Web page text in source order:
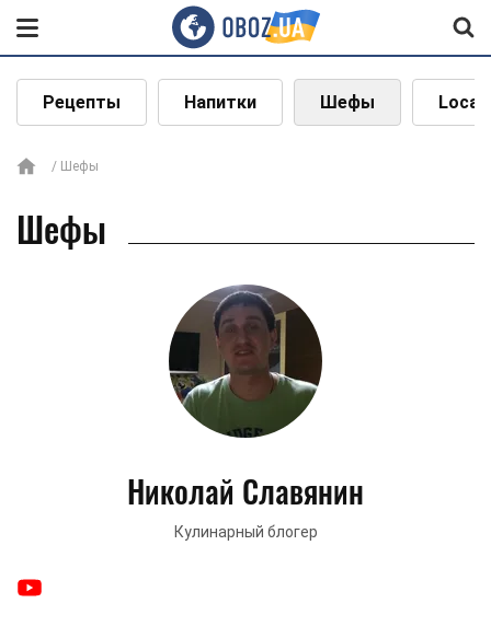
Рецепты Напитки Шефы Local
Шефы
Шефы
Николай Славянин
Кулинарный блогер